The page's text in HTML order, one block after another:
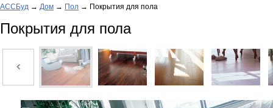
АССБуд → Дом → Пол → Покрытия для пола
Покрытия для пола